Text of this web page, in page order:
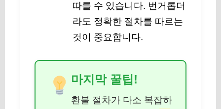
따를 수 있습니다. 번거롭더
라도 정확한 절차를 따르는
것이 중요합니다.
마지막 꿀팁!
환불 절차가 다소 복잡하